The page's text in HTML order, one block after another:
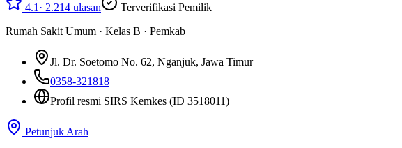
4.1 · 2.214 ulasan
Terverifikasi Pemilik
Rumah Sakit Umum · Kelas B · Pemkab
Jl. Dr. Soetomo No. 62, Nganjuk, Jawa Timur
0358-321818
Profil resmi SIRS Kemkes (ID 3518011)
Petunjuk Arah